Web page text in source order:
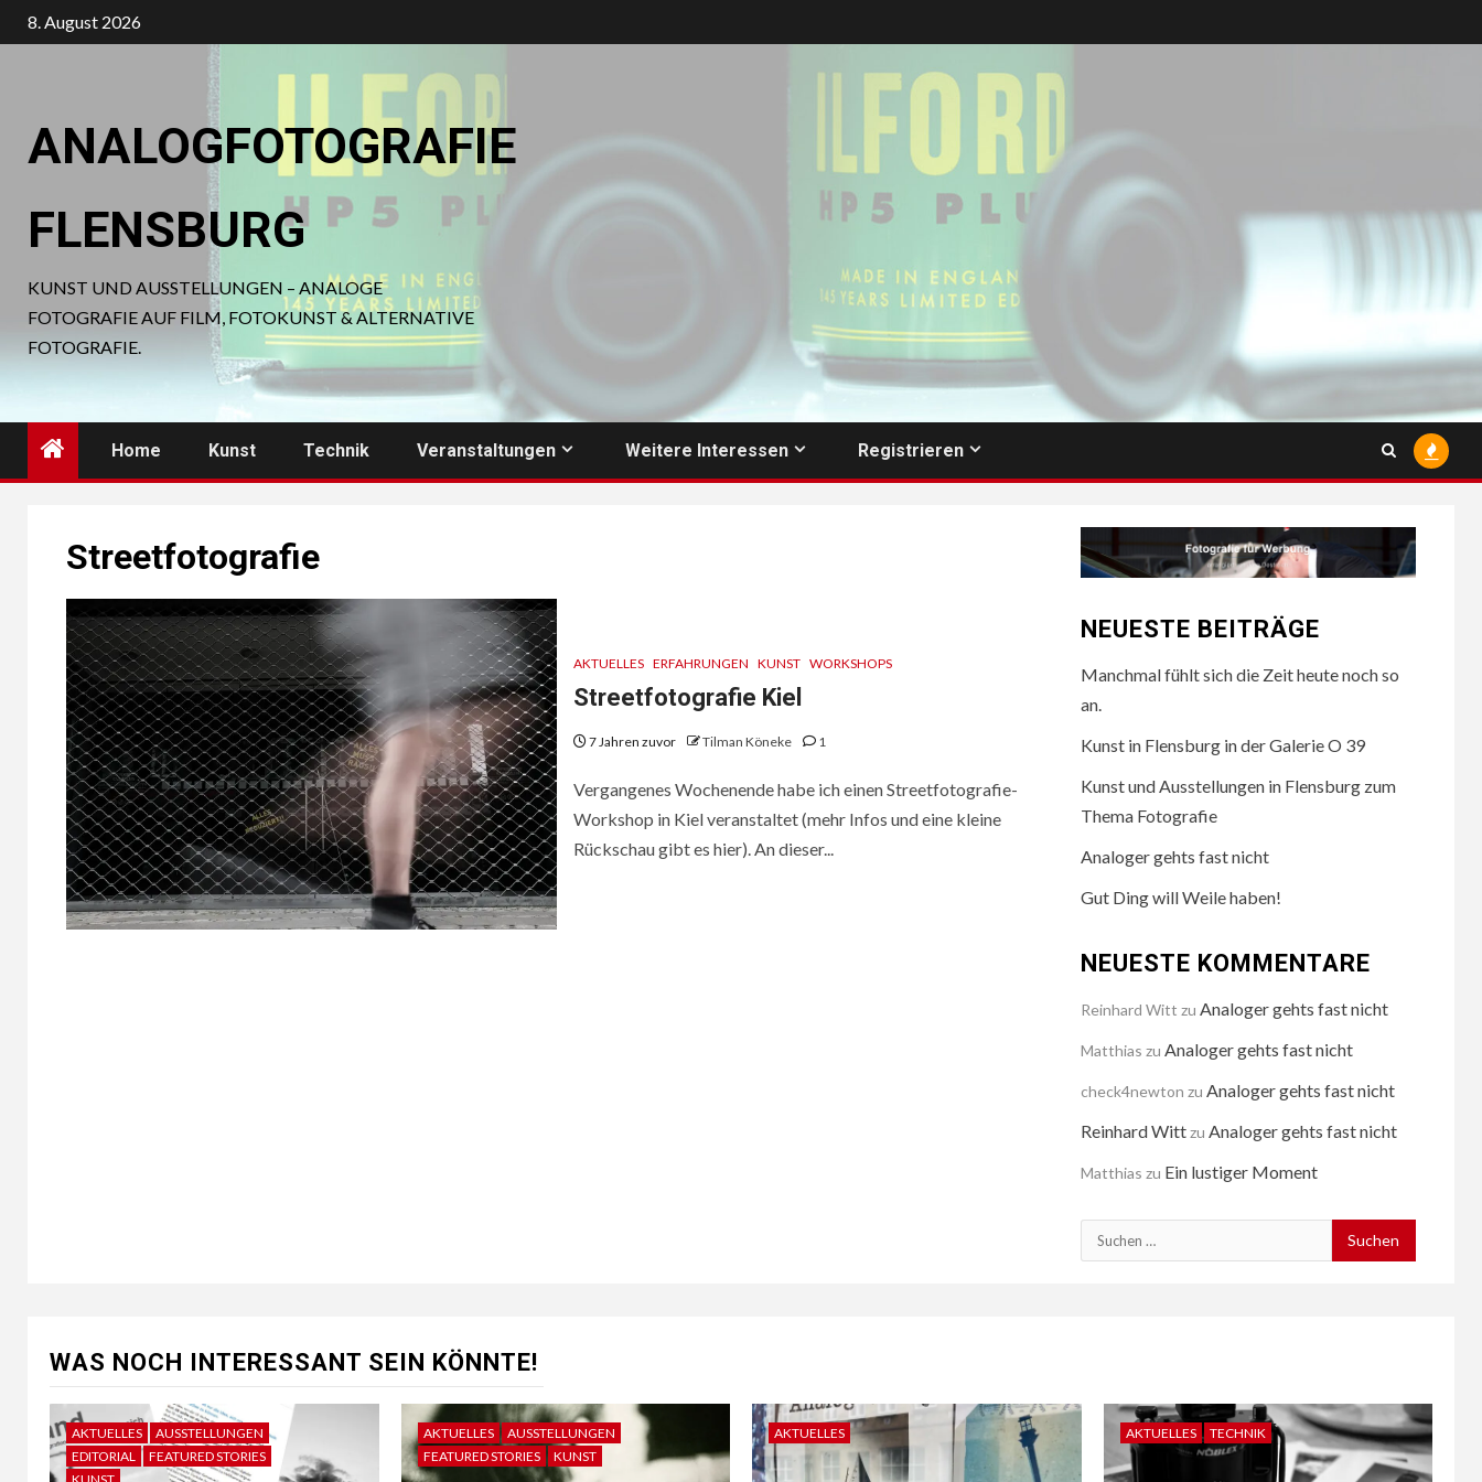
Zum
Inhalt
8. August 2026
ANALOGFOTOGRAFIE
FLENSBURG
KUNST UND AUSSTELLUNGEN – ANALOGE
FOTOGRAFIE AUF FILM, FOTOKUNST & ALTERNATIVE
FOTOGRAFIE.
Home Kunst Technik Veranstaltungen Weitere Interessen Registrieren
Streetfotografie
AKTUELLES ERFAHRUNGEN KUNST WORKSHOPS
Streetfotografie Kiel
7 Jahren zuvor Tilman Köneke 1
Vergangenes Wochenende habe ich einen Streetfotografie-
Workshop in Kiel veranstaltet (mehr Infos und eine kleine
Rückschau gibt es hier). An dieser...
NEUESTE BEITRÄGE
Manchmal fühlt sich die Zeit heute noch so
an.
Kunst in Flensburg in der Galerie O 39
Kunst und Ausstellungen in Flensburg zum
Thema Fotografie
Analoger gehts fast nicht
Gut Ding will Weile haben!
NEUESTE KOMMENTARE
Reinhard Witt zu Analoger gehts fast nicht
Matthias zu Analoger gehts fast nicht
check4newton zu Analoger gehts fast nicht
Reinhard Wittzu Analoger gehts fast nicht
Matthias zu Ein lustiger Moment
Suchen
nach:
WAS NOCH INTERESSANT SEIN KÖNNTE!
AKTUELLES
AUSSTELLUNGEN
EDITORIAL
FEATURED STORIES
AKTUELLES
AUSSTELLUNGEN
FEATURED STORIES
KUNST
AKTUELLES AKTUELLES TECHNIK